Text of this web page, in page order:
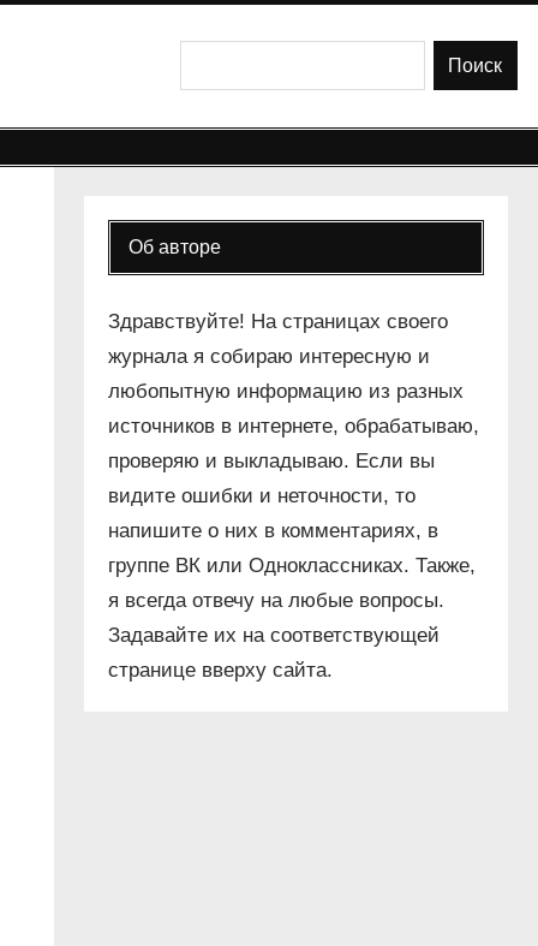
Поиск
Об авторе
Здравствуйте! На страницах своего
журнала я собираю интересную и
любопытную информацию из разных
источников в интернете, обрабатываю,
проверяю и выкладываю. Если вы
видите ошибки и неточности, то
напишите о них в комментариях, в
группе ВК или Одноклассниках. Также,
я всегда отвечу на любые вопросы.
Задавайте их на соответствующей
странице вверху сайта.